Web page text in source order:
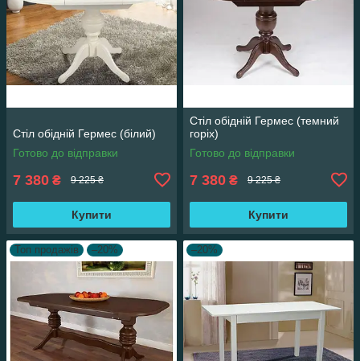
Стіл обідній Гермес (білий)
Готово до відправки
7 380 ₴ 9 225 ₴
Купити
Стіл обідній Гермес (темний
горіх)
Готово до відправки
7 380 ₴ 9 225 ₴
Купити
Топ продажів –20% –20%